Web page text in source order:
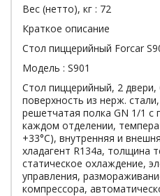
Вес (нетто), кг : 72
Краткое описание
Стол пиццерийный Forcar
Модель : S901
Стол пиццерийный, 2
поверхность из нерж.
решетчатая полка GN 1/1
каждом отделении,
+33°С), внутренняя и
хладагент R134a, толщина
статическое охлаждение,
управления,
компрессора,